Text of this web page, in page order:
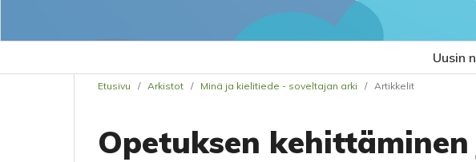
Uusin
Etusivu / Arkistot / Minä ja kielitiede - soveltajan arki / Artikkelit
Opetuksen